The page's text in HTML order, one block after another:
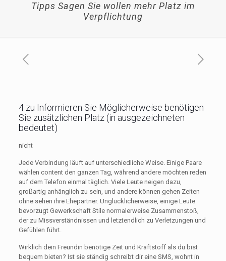
Tipps Sagen Sie wollen mehr Platz im
Verpflichtung
4 zu Informieren Sie Möglicherweise benötigen
Sie zusätzlichen Platz (in ausgezeichneten
bedeutet)
nicht
Jede Verbindung läuft auf unterschiedliche Weise. Einige Paare
wählen content den ganzen Tag, während andere möchten reden
auf dem Telefon einmal täglich. Viele Leute neigen dazu,
großartig anhänglich zu sein, und andere können gehen Zeiten
ohne sehen ihre Ehepartner. Unglücklicherweise, einige Leute
bevorzugt Gewerkschaft Stile normalerweise Zusammenstoß,
der zu Missverständnissen und letztendlich zu Verletzungen und
Gefühlen führt.
Wirklich dein Freundin benötige Zeit und Kraftstoff als du bist
bequem bieten? Ist sie ständig schreibt dir eine SMS, wohnt in